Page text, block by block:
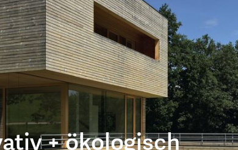
+ ökologisch